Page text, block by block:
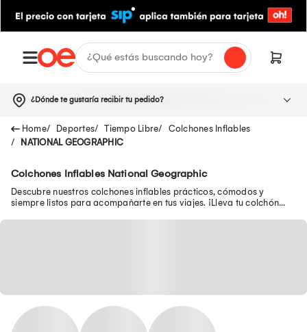
¿Dónde te gustaría recibir tu pedido?
Deportes Tiempo Libre
Colchones Inflables
NATIONAL GEOGRAPHIC
Colchones Inflables National Geographic
Descubre nuestros colchones inflables prácticos, cómodos y
siempre listos para acompañarte en tus viajes. ¡Lleva tu colchón